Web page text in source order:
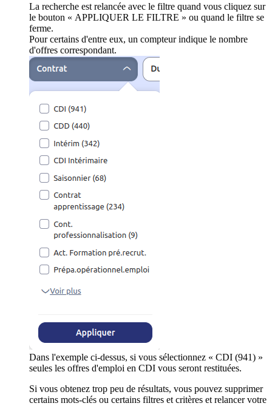
La recherche est relancée avec le filtre quand vous cliquez sur
le bouton « APPLIQUER LE FILTRE » ou quand le filtre se
ferme.
Pour certains d'entre eux, un compteur indique le nombre
d'offres correspondant.
Dans l'exemple ci-dessus, si vous sélectionnez « CDI (941) »
seules les offres d'emploi en CDI vous seront restituées.
Si vous obtenez trop peu de résultats, vous pouvez supprimer
certains mots-clés ou certains filtres et critères et relancer votre